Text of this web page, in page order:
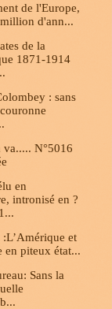
de l'Europe,
d'ann...
de la
1871-1914
: sans
va..... N°5016
en
intronisé en ?
et
en piteux état...
Sans la